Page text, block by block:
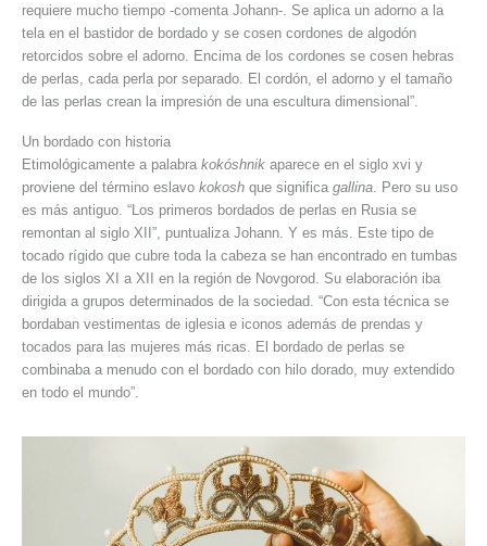
requiere mucho tiempo -comenta Johann-. Se aplica un adorno a la
tela en el bastidor de bordado y se cosen cordones de algodón
retorcidos sobre el adorno. Encima de los cordones se cosen hebras
de perlas, cada perla por separado. El cordón, el adorno y el tamaño
de las perlas crean la impresión de una escultura dimensional”.
Un bordado con historia
Etimológicamente a palabra kokóshnik aparece en el siglo xvi y
proviene del término eslavo kokosh que significa gallina. Pero su uso
es más antiguo. “Los primeros bordados de perlas en Rusia se
remontan al siglo XII”, puntualiza Johann. Y es más. Este tipo de
tocado rígido que cubre toda la cabeza se han encontrado en tumbas
de los siglos XI a XII en la región de Novgorod. Su elaboración iba
dirigida a grupos determinados de la sociedad. “Con esta técnica se
bordaban vestimentas de iglesia e iconos además de prendas y
tocados para las mujeres más ricas. El bordado de perlas se
combinaba a menudo con el bordado con hilo dorado, muy extendido
en todo el mundo”.